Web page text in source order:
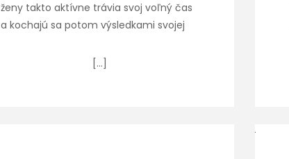
ženy takto aktívne trávia svoj voľný čas
a kochajú sa potom výsledkami svojej
[…]